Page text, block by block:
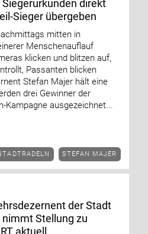
Siegerurkunden direkt
Sieger übergeben
mitten in
Menschenauflauf
klicken und blitzen auf,
Passanten blicken
Stefan Majer hält eine
drei Gewinner der
Kampagne ausgezeichnet...
STEFAN MAJER
der Stadt
Stellung zu
aktuell